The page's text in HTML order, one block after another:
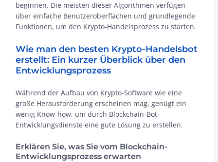
beginnen. Die meisten dieser Algorithmen verfügen
über einfache Benutzeroberflächen und grundlegende
Funktionen, um den Krypto-Handelsprozess zu starten.
Wie man den besten Krypto-Handelsbot
erstellt: Ein kurzer Überblick über den
Entwicklungsprozess
Während der Aufbau von Krypto-Software wie eine
große Herausforderung erscheinen mag, genügt ein
wenig Know-how, um durch Blockchain-Bot-
Entwicklungsdienste eine gute Lösung zu erstellen.
Erklären Sie, was Sie vom Blockchain-
Entwicklungsprozess erwarten